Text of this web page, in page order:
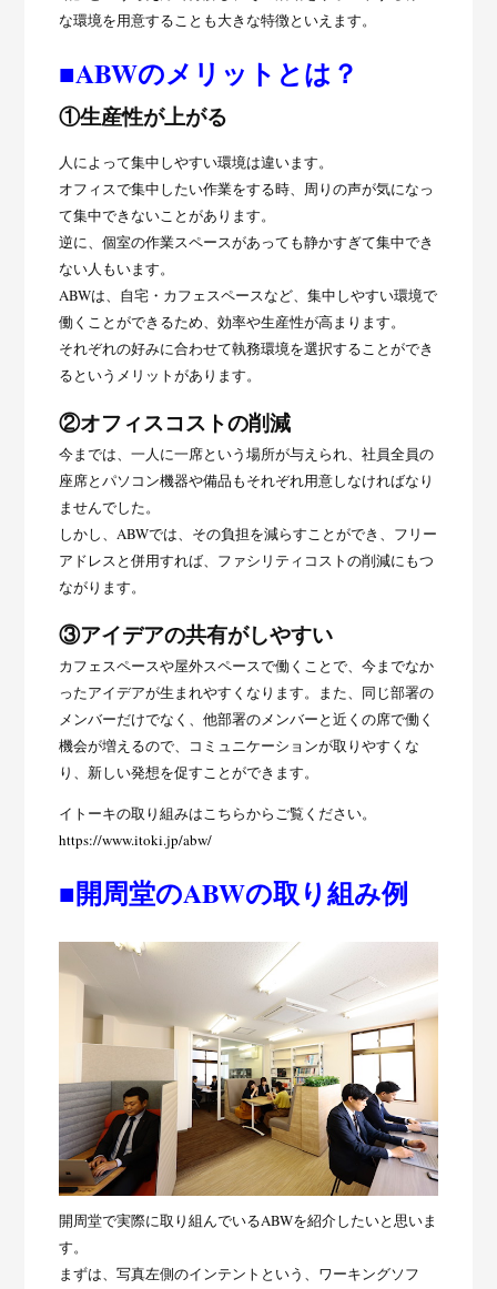
な環境を用意することも大きな特徴といえます。
■ABWのメリットとは？
①生産性が上がる
人によって集中しやすい環境は違います。
オフィスで集中したい作業をする時、周りの声が気になっ
て集中できないことがあります。
逆に、個室の作業スペースがあっても静かすぎて集中でき
ない人もいます。
ABWは、自宅・カフェスペースなど、集中しやすい環境で
働くことができるため、効率や生産性が高まります。
それぞれの好みに合わせて執務環境を選択することができ
るというメリットがあります。
②オフィスコストの削減
今までは、一人に一席という場所が与えられ、社員全員の
座席とパソコン機器や備品もそれぞれ用意しなければなり
ませんでした。
しかし、ABWでは、その負担を減らすことができ、フリー
アドレスと併用すれば、ファシリティコストの削減にもつ
ながります。
③アイデアの共有がしやすい
カフェスペースや屋外スペースで働くことで、今までなか
ったアイデアが生まれやすくなります。また、同じ部署の
メンバーだけでなく、他部署のメンバーと近くの席で働く
機会が増えるので、コミュニケーションが取りやすくな
り、新しい発想を促すことができます。
イトーキの取り組みはこちらからご覧ください。
https://www.itoki.jp/abw/
■開周堂のABWの取り組み例
開周堂で実際に取り組んでいるABWを紹介したいと思いま
す。
まずは、写真左側のインテントという、ワーキングソフ